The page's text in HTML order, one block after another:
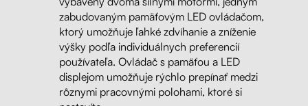
zabudovaným pamäťovým LED ovládačom,
ktorý umožňuje ľahké zdvíhanie a zníženie
výšky podľa individuálnych preferencií
používateľa. Ovládač s pamäťou a LED
displejom umožňuje rýchlo prepínať medzi
rôznymi pracovnými polohami, ktoré si